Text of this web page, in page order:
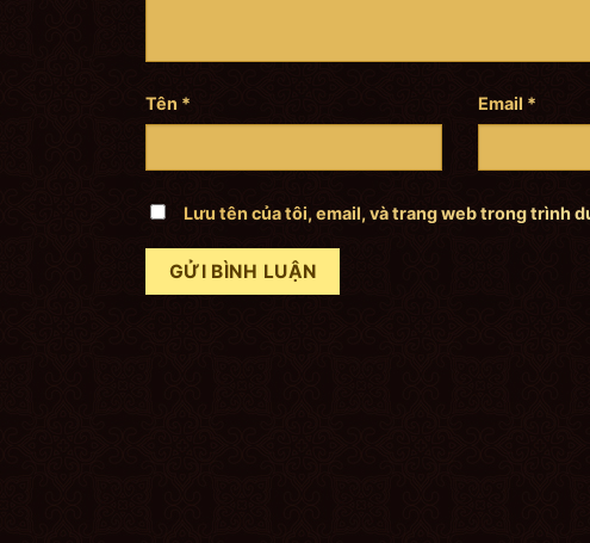
Tên * Email *
Lưu tên của tôi, email, và trang web trong trình